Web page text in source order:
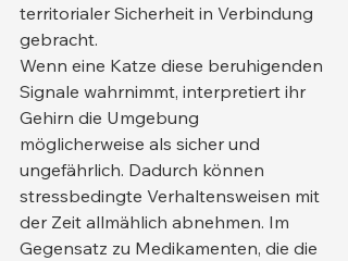
territorialer Sicherheit in Verbindung
gebracht.
Wenn eine Katze diese beruhigenden
Signale wahrnimmt, interpretiert ihr
Gehirn die Umgebung
möglicherweise als sicher und
ungefährlich. Dadurch können
stressbedingte Verhaltensweisen mit
der Zeit allmählich abnehmen. Im
Gegensatz zu Medikamenten, die die